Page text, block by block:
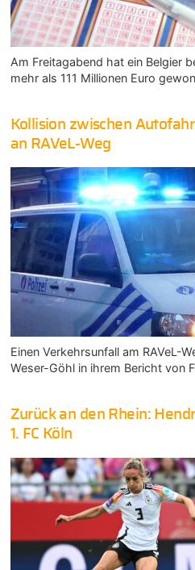
Am Freitagabend hat ein Belgier
mehr als 111 Millionen Euro
Kollision zwischen
an RAVeL-Weg
Einen Verkehrsunfall am RAVeL-
Weser-Göhl in ihrem Bericht von
Zurück an den Rhein:
1. FC Köln